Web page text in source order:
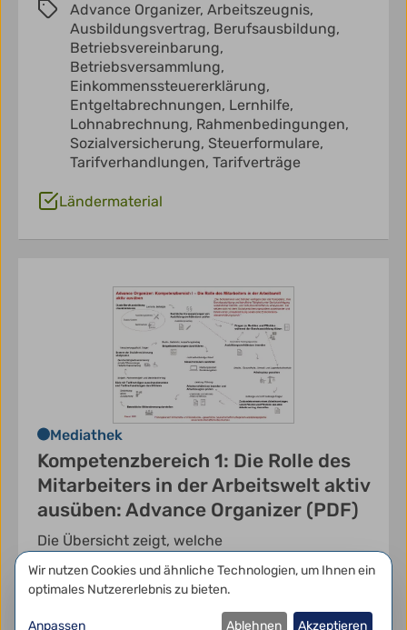
Advance Organizer, Arbeitszeugnis,
Ausbildungsvertrag, Berufsausbildung,
Betriebsvereinbarung,
Betriebsversammlung,
Einkommenssteuererklärung,
Entgeltabrechnungen, Lernhilfe,
Lohnabrechnung, Rahmenbedingungen,
Sozialversicherung, Steuerformulare,
Tarifverhandlungen, Tarifverträge
Ländermaterial
Mediathek
Kompetenzbereich 1: Die Rolle des
Mitarbeiters in der Arbeitswelt aktiv
ausüben: Advance Organizer (PDF)
Die Übersicht zeigt, welche
Berufsausbildung gibt und wie die Schülerinnen
und Schüler ihre Berufsausbildung und
Datenschutzeinstellungen
Wir nutzen Cookies und ähnliche Technologien, um Ihnen ein
optimales Nutzererlebnis zu bieten.
Anpassen Ablehnen Akzeptieren